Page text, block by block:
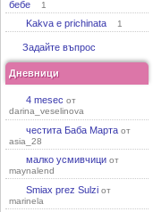
бебе
1
Kakva e prichinata 1
Задайте въпрос
Дневници
4 mesec от
darina_veselinova
честита Баба Марта от
asia_28
малко усмивчици от
maynalend
Smiax prez Sulziот
marinela